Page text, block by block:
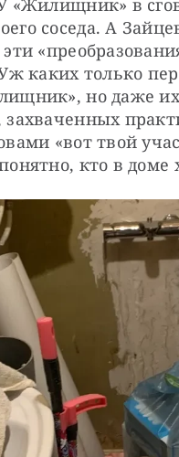
«Жилищник» в
соседа. А
каких только
но даже
захваченных
«вот твой
кто в доме